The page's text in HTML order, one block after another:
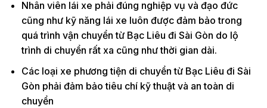
Nhân viên lái xe phải đúng nghiệp vụ và đạo đức
cũng như kỹ năng lái xe luôn được đảm bảo trong
quá trình vận chuyển từ Bạc Liêu đi Sài Gòn do lộ
trình di chuyển rất xa cũng như thời gian dài.
Các loại xe phương tiện di chuyển từ Bạc Liêu đi Sài
Gòn phải đảm bảo tiêu chí kỹ thuật và an toàn di
chuyển